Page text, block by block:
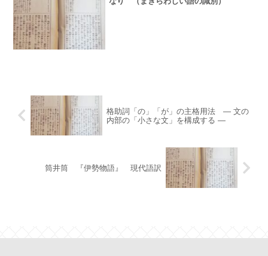
格助詞「の」「が」の主格用法 ― 文の
内部の「小さな文」を構成する ―
筒井筒 『伊勢物語』 現代語訳